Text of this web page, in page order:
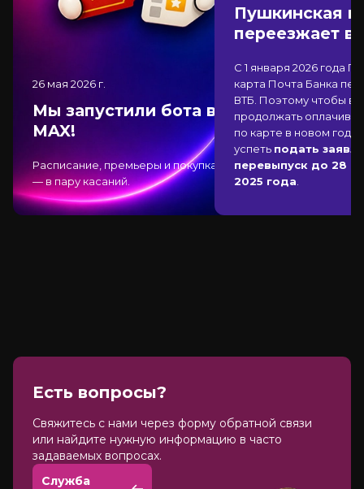
26 мая 2026 г.
Мы запустили бота в
MAX!
Расписание, премьеры и покупка
— в пару касаний.
Пушкинская
переезжает в
С 1 января 2026 года
карта Почта Банка
ВТБ . Поэтому чтобы
продолжать
по карте в новом
успеть подать
перевыпуск до 28
2025 года
Есть вопросы?
Cвяжитесь с нами через форму обратной связи
или найдите нужную информацию в часто
задаваемых вопросах.
Служба